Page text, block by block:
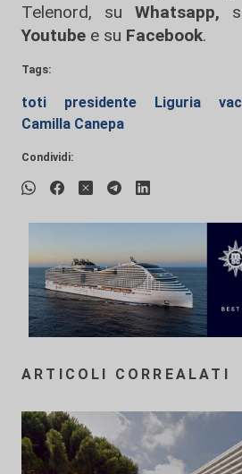
Telenord, su
Whatsapp,
Youtube e su Facebook.
Tags:
toti presidente Liguria
Camilla Canepa
Condividi:
ARTICOLI CORREALATI